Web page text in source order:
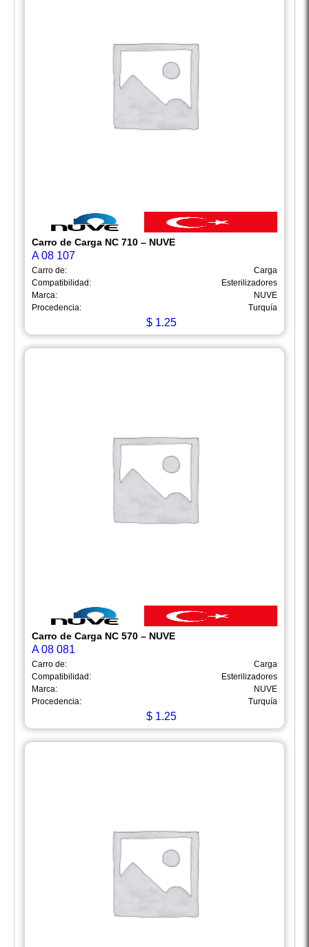
Carro de Carga NC 710 – NUVE
A 08 107
Carro de:
Carga
Compatibilidad:
Esterilizadores
Marca:
NUVE
Procedencia:
Turquía
$ 1.25
Carro de Carga NC 570 – NUVE
A 08 081
Carro de:
Carga
Compatibilidad:
Esterilizadores
Marca:
NUVE
Procedencia:
Turquía
$ 1.25